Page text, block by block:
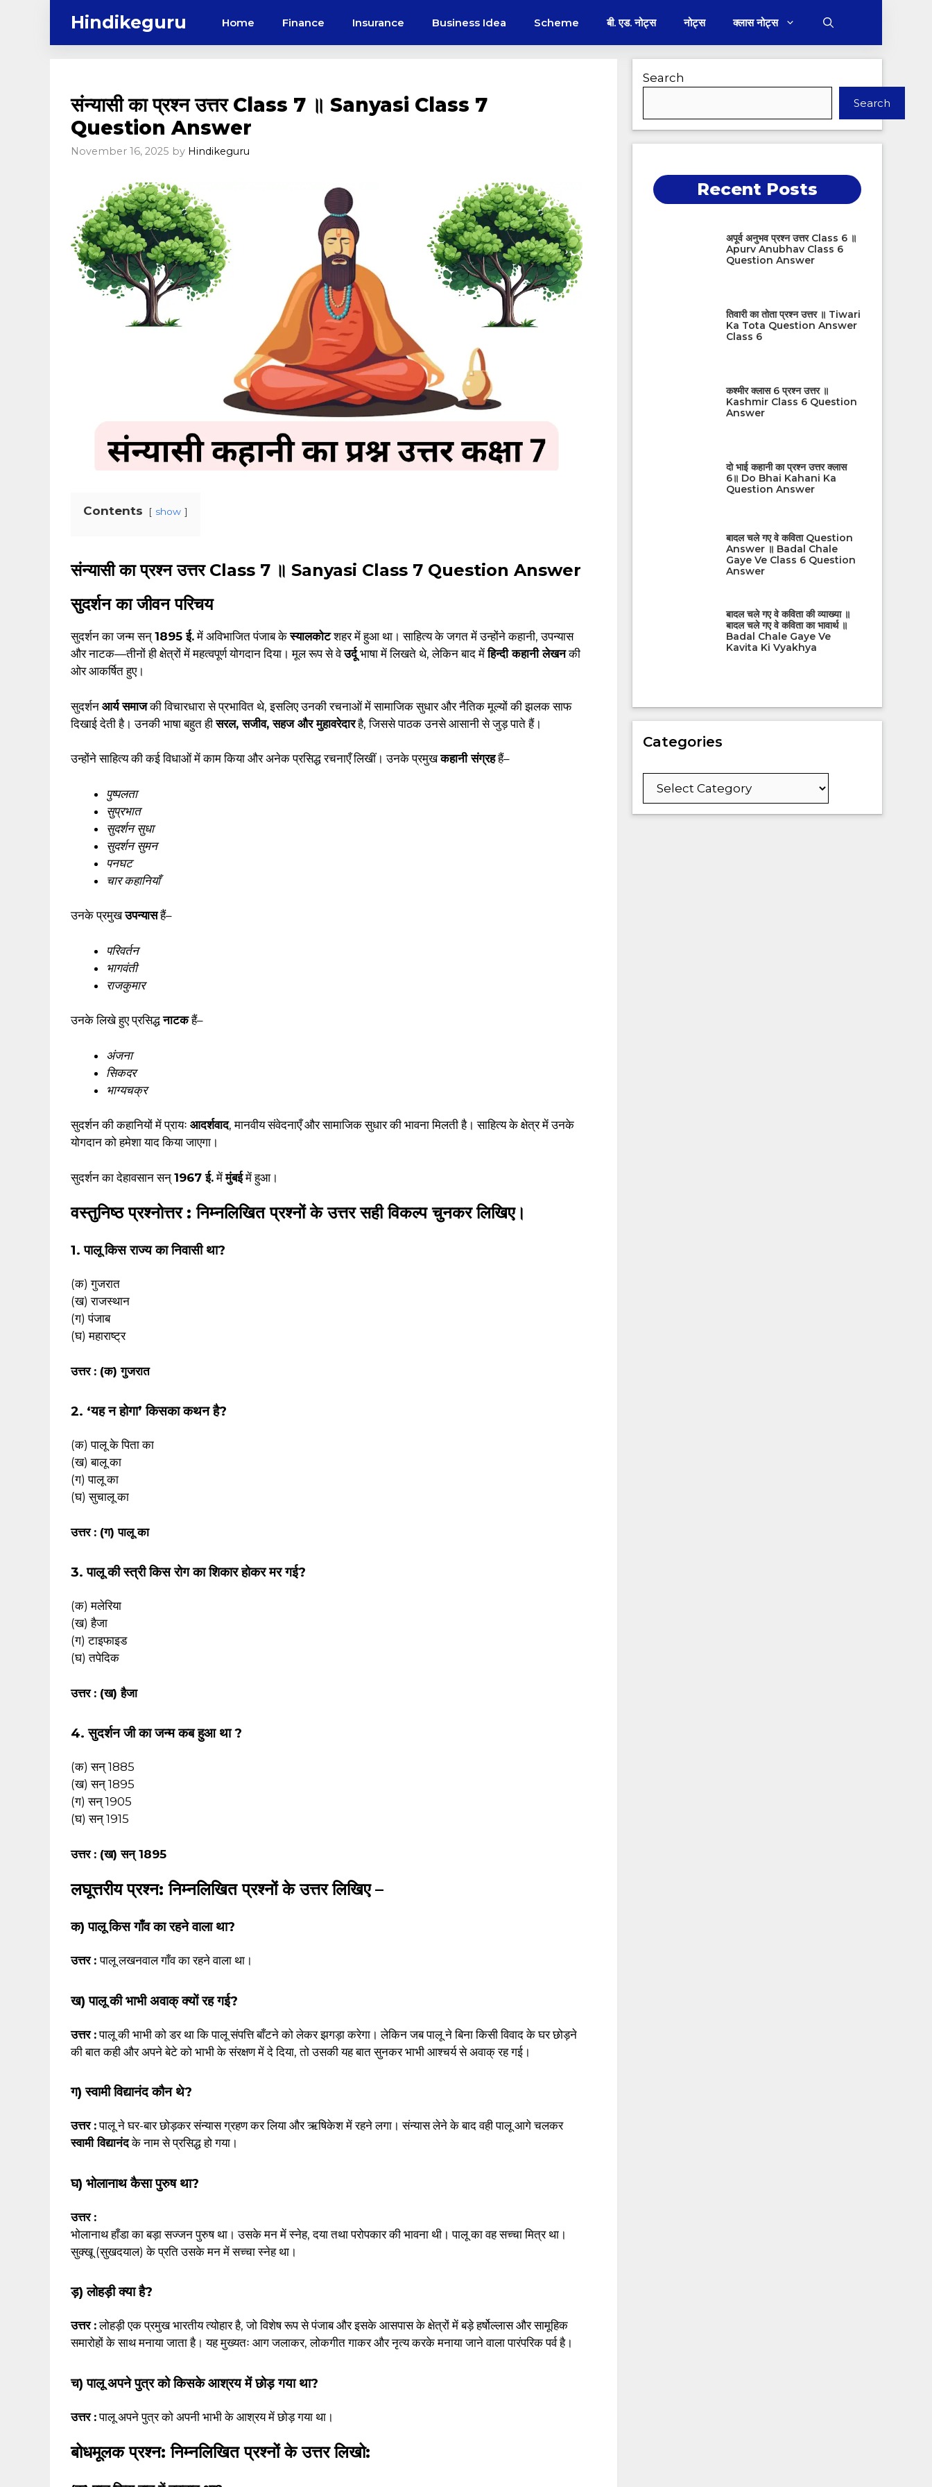
Hindikeguru Home Finance Insurance Business Idea Scheme बी. एड. नोट्स नोट्स क्लास नोट्स
संन्यासी का प्रश्न उत्तर Class 7 ॥ Sanyasi Class 7
Question Answer
November 16, 2025 by Hindikeguru
Contents show
संन्यासी का प्रश्न उत्तर Class 7 ॥ Sanyasi Class 7 Question Answer
सुदर्शन का जीवन परिचय
सुदर्शन का जन्म सन् 1895 ई.में अविभाजित पंजाब केस्यालकोटशहर में हुआ था। साहित्य के जगत में उन्होंने कहानी, उपन्यास
और नाटक—तीनों ही क्षेत्रों में महत्वपूर्ण योगदान दिया। मूल रूप से वेउर्दूभाषा में लिखते थे, लेकिन बाद मेंहिन्दी कहानी लेखनकी
ओर आकर्षित हुए।
सुदर्शन आर्य समाजकी विचारधारा से प्रभावित थे, इसलिए उनकी रचनाओं में सामाजिक सुधार और नैतिक मूल्यों की झलक साफ
दिखाई देती है। उनकी भाषा बहुत हीसरल, सजीव, सहज और मुहावरेदारहै, जिससे पाठक उनसे आसानी से जुड़ पाते हैं।
उन्होंने साहित्य की कई विधाओं में काम किया और अनेक प्रसिद्ध रचनाएँ लिखीं। उनके प्रमुखकहानी संग्रहहैं–
पुष्पलता
सुप्रभात
सुदर्शन सुधा
सुदर्शन सुमन
पनघट
चार कहानियाँ
उनके प्रमुखउपन्यासहैं–
परिवर्तन
भागवंती
राजकुमार
उनके लिखे हुए प्रसिद्धनाटकहैं–
अंजना
सिकदर
भाग्यचक्र
सुदर्शन की कहानियों में प्रायः आदर्शवाद, मानवीय संवेदनाएँ और सामाजिक सुधार की भावना मिलती है। साहित्य के क्षेत्र में उनके
योगदान को हमेशा याद किया जाएगा।
सुदर्शन का देहावसान सन् 1967 ई.मेंमुंबईमें हुआ।
वस्तुनिष्ठ प्रश्नोत्तर : निम्नलिखित प्रश्नों के उत्तर सही विकल्प चुनकर लिखिए।
1. पालू किस राज्य का निवासी था?
(क) गुजरात
(ख) राजस्थान
(ग) पंजाब
(घ) महाराष्ट्र
उत्तर : (क) गुजरात
2. ‘यह न होगा’ किसका कथन है?
(क) पालू के पिता का
(ख) बालू का
(ग) पालू का
(घ) सुचालू का
उत्तर : (ग) पालू का
3. पालू की स्त्री किस रोग का शिकार होकर मर गई?
(क) मलेरिया
(ख) हैजा
(ग) टाइफाइड
(घ) तपेदिक
उत्तर : (ख) हैजा
4. सुदर्शन जी का जन्म कब हुआ था ?
(क) सन् 1885
(ख) सन् 1895
(ग) सन् 1905
(घ) सन् 1915
उत्तर : (ख) सन् 1895
लघूत्तरीय प्रश्न: निम्नलिखित प्रश्नों के उत्तर लिखिए –
क) पालू किस गाँव का रहने वाला था?
उत्तर :पालू लखनवाल गाँव का रहने वाला था।
ख) पालू की भाभी अवाक् क्यों रह गई?
उत्तर :पालू की भाभी को डर था कि पालू संपत्ति बाँटने को लेकर झगड़ा करेगा। लेकिन जब पालू ने बिना किसी विवाद के घर छोड़ने
की बात कही और अपने बेटे को भाभी के संरक्षण में दे दिया, तो उसकी यह बात सुनकर भाभी आश्चर्य से अवाक् रह गई।
ग) स्वामी विद्यानंद कौन थे?
उत्तर :पालू ने घर-बार छोड़कर संन्यास ग्रहण कर लिया और ऋषिकेश में रहने लगा। संन्यास लेने के बाद वही पालू आगे चलकर
स्वामी विद्यानंदके नाम से प्रसिद्ध हो गया।
घ) भोलानाथ कैसा पुरुष था?
उत्तर :
भोलानाथ हाँडा का बड़ा सज्जन पुरुष था। उसके मन में स्नेह, दया तथा परोपकार की भावना थी। पालू का वह सच्चा मित्र था।
सुक्खू (सुखदयाल) के प्रति उसके मन में सच्चा स्नेह था।
ड़) लोहड़ी क्या है?
उत्तर :लोहड़ी एक प्रमुख भारतीय त्योहार है, जो विशेष रूप से पंजाब और इसके आसपास के क्षेत्रों में बड़े हर्षोल्लास और सामूहिक
समारोहों के साथ मनाया जाता है। यह मुख्यतः आग जलाकर, लोकगीत गाकर और नृत्य करके मनाया जाने वाला पारंपरिक पर्व है।
च) पालू अपने पुत्र को किसके आश्रय में छोड़ गया था?
उत्तर :पालू अपने पुत्र को अपनी भाभी के आश्रय में छोड़ गया था।
बोधमूलक प्रश्न: निम्नलिखित प्रश्नों के उत्तर लिखो:
Search
Search
Recent Posts
अपूर्व अनुभव प्रश्न उत्तर Class 6 ॥
Apurv Anubhav Class 6
Question Answer
तिवारी का तोता प्रश्न उत्तर ॥ Tiwari
Ka Tota Question Answer
Class 6
कश्मीर क्लास 6 प्रश्न उत्तर ॥
Kashmir Class 6 Question
Answer
दो भाई कहानी का प्रश्न उत्तर क्लास
6॥ Do Bhai Kahani Ka
Question Answer
बादल चले गए वे कविता Question
Answer ॥ Badal Chale
Gaye Ve Class 6 Question
Answer
बादल चले गए वे कविता की व्याख्या ॥
बादल चले गए वे कविता का भावार्थ ॥
Badal Chale Gaye Ve
Kavita Ki Vyakhya
Categories
Categories